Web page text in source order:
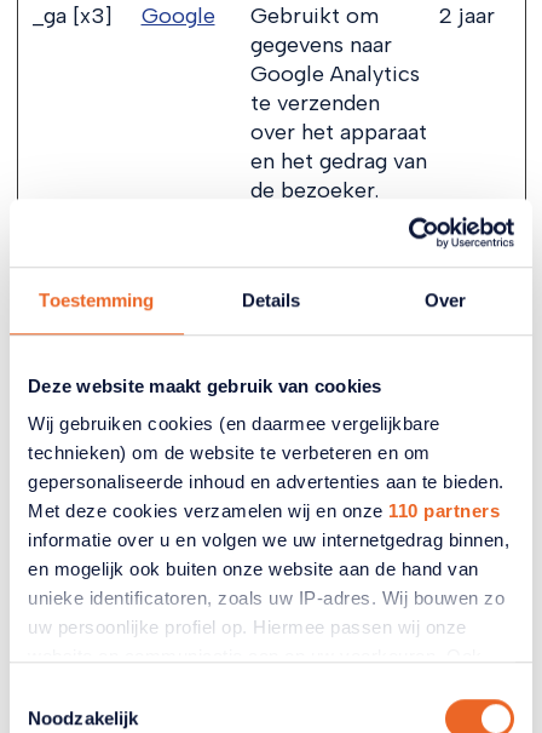
Toestemming Details Over
Deze website maakt gebruik van cookies
Wij gebruiken cookies (en daarmee vergelijkbare
technieken) om de website te verbeteren en om
gepersonaliseerde inhoud en advertenties aan te bieden.
Met deze cookies verzamelen wij en onze 110 partners
informatie over u en volgen we uw internetgedrag binnen,
en mogelijk ook buiten onze website aan de hand van
unieke identificatoren, zoals uw IP-adres. Wij bouwen zo
uw persoonlijke profiel op. Hiermee passen wij onze
van uw recente internetgedrag. Ook delen we mogelijk
Noodzakelijk
_ga [x3]
Google
Gebruikt om
gegevens naar
Google Analytics
te verzenden
over het apparaat
en het gedrag van
de bezoeker.
verschillende
apparaten en
marketingkanalen
2 jaar
[x3]
Google
gegevens naar
Google Analytics
te verzenden
over het apparaat
en het gedrag van
de bezoeker.
Traceert de
bezoeker op
verschillende